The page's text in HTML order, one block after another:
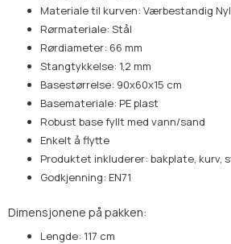
Materiale til kurven: Værbestandig
Rørmateriale: Stål
Rørdiameter: 66 mm
Stangtykkelse: 1,2 mm
Basestørrelse: 90x60x15 cm
Basemateriale: PE plast
Robust base fyllt med vann/sand
Enkelt å flytte
Produktet inkluderer: bakplate, kurv,
Godkjenning: EN71
Dimensjonene på pakken:
Lengde: 117 cm